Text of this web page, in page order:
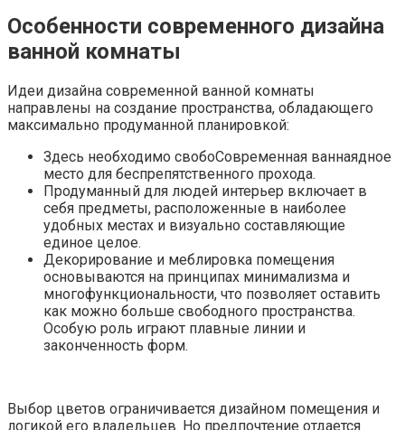
Особенности современного дизайна
ванной комнаты
Идеи дизайна современной ванной комнаты
направлены на создание пространства, обладающего
максимально продуманной планировкой:
Здесь необходимо свобоСовременная ваннаядное
место для беспрепятственного прохода.
Продуманный для людей интерьер включает в
себя предметы, расположенные в наиболее
удобных местах и визуально составляющие
единое целое.
Декорирование и меблировка помещения
основываются на принципах минимализма и
многофункциональности, что позволяет оставить
как можно больше свободного пространства.
Особую роль играют плавные линии и
законченность форм.
Выбор цветов ограничивается дизайном помещения и
логикой его владельцев. Но предпочтение отдается